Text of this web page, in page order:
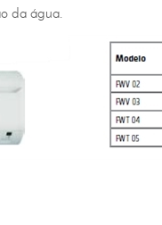
da água.